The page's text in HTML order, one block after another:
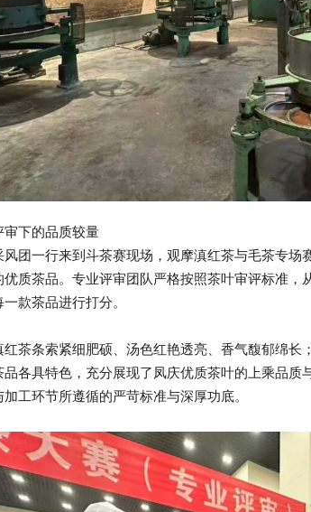
下的品质较量
风团一行来到斗茶赛现场，观摩滇红茶与毛茶专场
质茶品。专业评审团队严格按照茶叶审评标准，
款茶品进行打分。
茶条索紧细肥硕、汤色红艳透亮、香气馥郁绵长
各具特色，充分展现了凤庆优质茶叶的上乘品质
工环节所遵循的严苛标准与深厚功底。